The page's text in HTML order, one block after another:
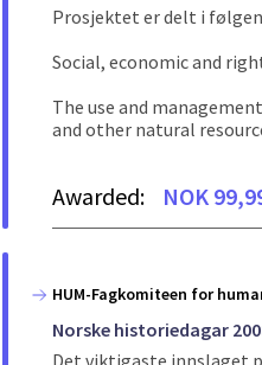
Prosjektet er delt i
Social, economic and
The use and
and other natural
Awarded: NOK
HUM-Fagkomiteen for
Norske historiedagar
Det viktigaste innslaget